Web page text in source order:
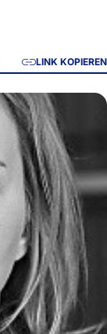
LINK KOPIEREN